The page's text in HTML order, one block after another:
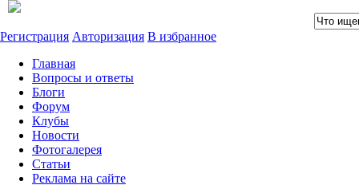
Регистрация Авторизация В избранное
Главная
Вопросы и ответы
Блоги
Форум
Клубы
Новости
Фотогалерея
Статьи
Реклама на сайте